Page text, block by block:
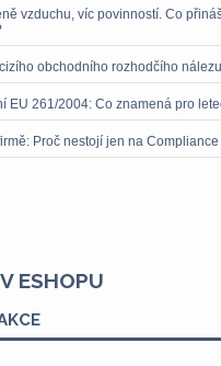
vzduchu, víc povinností. Co
obchodního rozhodčího
EU 261/2004: Co znamená pro
Proč nestojí jen na Compliance
ESHOPU